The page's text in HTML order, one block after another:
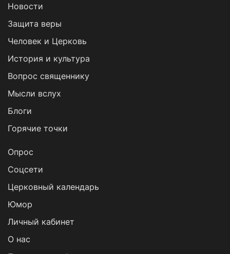
Новости
Защита веры
Человек и Церковь
История и культура
Вопрос священнику
Мысли вслух
Блоги
Горячие точки
Опрос
Cоцсети
Церковный календарь
Юмор
Личный кабинет
О нас